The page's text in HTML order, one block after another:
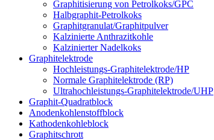
Graphitisierung von Petrolkoks/GPC
Halbgraphit-Petrolkoks
Graphitgranulat/Graphitpulver
Kalzinierte Anthrazitkohle
Kalzinierter Nadelkoks
Graphitelektrode
Hochleistungs-Graphitelektrode/HP
Normale Graphitelektrode (RP)
Ultrahochleistungs-Graphitelektrode/UHP
Graphit-Quadratblock
Anodenkohlenstoffblock
Kathodenkohleblock
Graphitschrott